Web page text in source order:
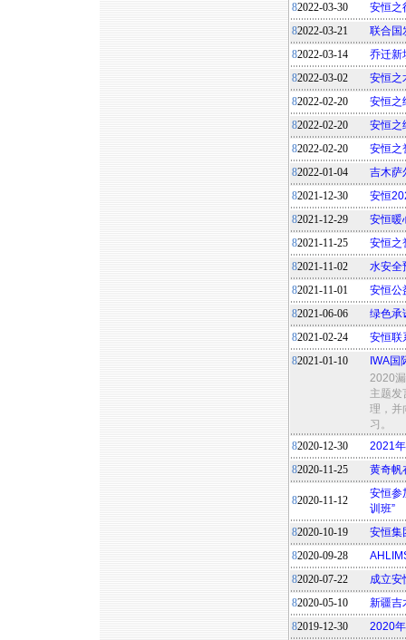
82022-03-30
安恒之
82022-03-21
联合国
82022-03-14
乔迁新
82022-03-02
安恒之
82022-02-20
安恒之
82022-02-20
安恒之
82022-02-20
安恒之
82022-01-04
吉木萨
82021-12-30
安恒
82021-12-29
安恒暖
82021-11-25
安恒之
82021-11-02
水安全
82021-11-01
安恒公
82021-06-06
绿色承
82021-02-24
安恒联
82021-01-10
IWA
2020
主题发
理，并
习。
82020-12-30
2021
82020-11-25 黄奇帆
82020-11-12
安恒参
训班”
82020-10-19
安恒集
82020-09-28
82020-07-22
成立安
82020-05-10
新疆吉
82019-12-30
2020